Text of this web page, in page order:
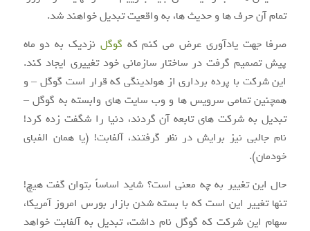
تمام آن حرف ها و حدیث ها، به واقعیت تبدیل خواهند شد.
صرفا جهت یادآوری عرض می کنم که گوگل نزدیک به دو ماه
پیش تصمیم گرفت در ساختار سازمانی خود تغییری ایجاد کند.
این شرکت با پرده برداری از هولدینگی که قرار است گوگل – و
همچنین تمامی سرویس ها و وب سایت های وابسته به گوگل –
تبدیل به شرکت های تابعه آن گردند، دنیا را شگفت زده کرد!
نام جالبی نیز برایش در نظر گرفتند، آلفابت! (یا همان الفبای
خودمان).
حال این تغییر به چه معنی است؟ شاید اساساً بتوان گفت هیچ!
تنها تغییر این است که با بسته شدن بازار بورس امروز آمریکا،
سهام این شرکت که گوگل نام داشت، تبدیل به آلفابت خواهد